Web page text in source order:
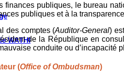
WATHI
finances publiques, le bureau
publiques et à la
des comptes (Auditor-General)
de la République en
conduite ou d’incapacité
(Office of Ombudsman)